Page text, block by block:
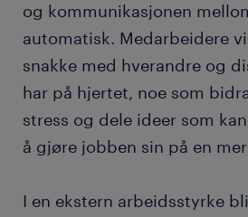
og kommunikasjonen
automatisk. Medarbeidere
snakke med hverandre og
har på hjertet, noe som
stress og dele ideer som
å gjøre jobben sin på en
I en ekstern arbeidsstyrke